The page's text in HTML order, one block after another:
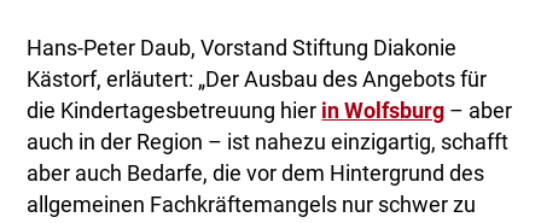
Hans-Peter Daub, Vorstand Stiftung Diakonie
Kästorf, erläutert: „Der Ausbau des Angebots für
die Kindertagesbetreuung hier in Wolfsburg – aber
auch in der Region – ist nahezu einzigartig, schafft
aber auch Bedarfe, die vor dem Hintergrund des
allgemeinen Fachkräftemangels nur schwer zu